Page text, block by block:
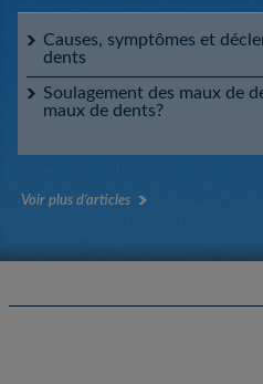
Causes, symptômes et
dents
Soulagement des maux de
maux de dents?
Voir plus d’articles